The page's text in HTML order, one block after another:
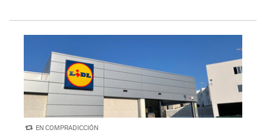
EN COMPRADICCIÓN